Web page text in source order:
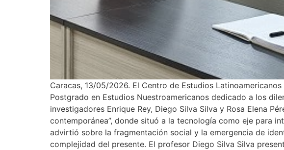
Caracas, 13/05/2026. El Centro de Estudios
Postgrado en Estudios Nuestroamericanos dedicado a los
investigadores Enrique Rey, Diego Silva Silva y Rosa Elena
contemporánea”, donde situó a la tecnología como eje para
advirtió sobre la fragmentación social y la emergencia de
complejidad del presente. El profesor Diego Silva Silva